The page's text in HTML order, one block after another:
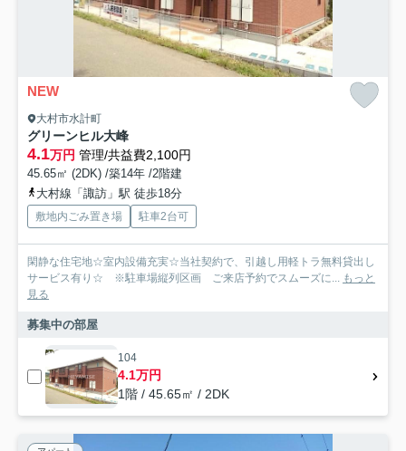
NEW
大村市水計町
グリーンヒル大峰
4.1万円 管理/共益費2,100円
45.65㎡ (2DK) /築14年 /2階建
大村線「諏訪」駅 徒歩18分
敷地内ごみ置き場 駐車2台可
閑静な住宅地☆室内設備充実☆当社契約で、引越し用軽トラ無料貸出し
サービス有り☆ ※駐車場縦列区画 ご来店予約でスムーズに... もっと
見る
募集中の部屋
104
4.1万円
1階 / 45.65㎡ / 2DK